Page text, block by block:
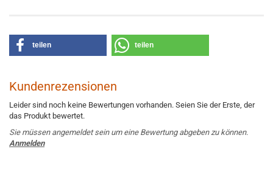
teilen teilen
Kundenrezensionen
Leider sind noch keine Bewertungen vorhanden. Seien Sie der Erste, der
das Produkt bewertet.
Sie müssen angemeldet sein um eine Bewertung abgeben zu können.
Anmelden